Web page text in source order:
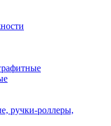
ручки-роллеры,